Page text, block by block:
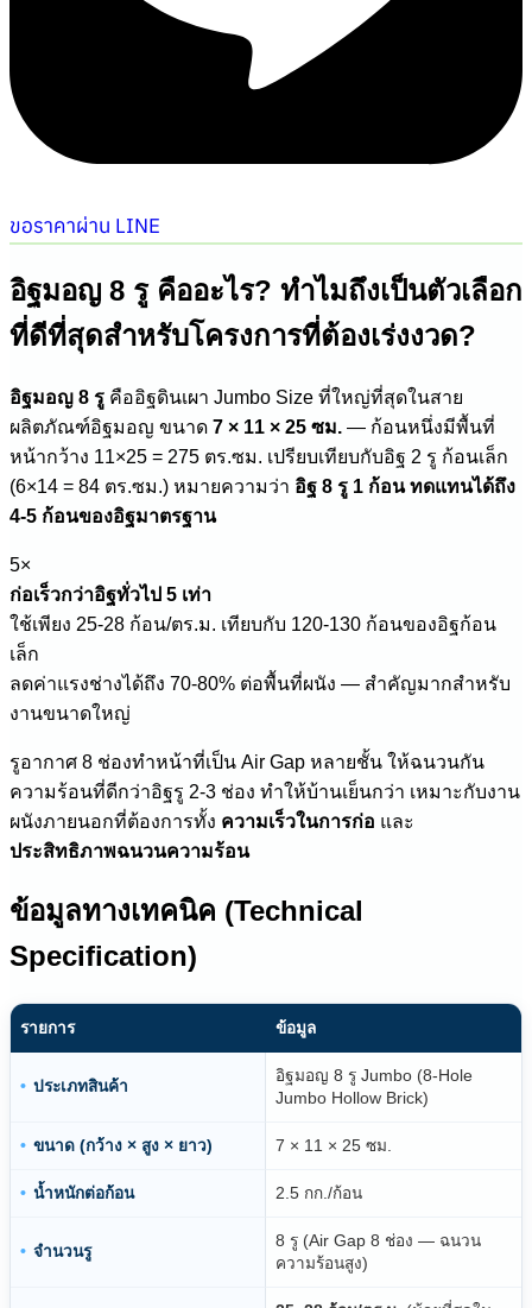
ขอราคาผ่าน LINE
อิฐมอญ 8 รู คืออะไร? ทำไมถึงเป็นตัวเลือก
ที่ดีที่สุดสำหรับโครงการที่ต้องเร่งงวด?
อิฐมอญ 8 รู คืออิฐดินเผา Jumbo Size ที่ใหญ่ที่สุดในสาย
ผลิตภัณฑ์อิฐมอญ ขนาด 7 × 11 × 25 ซม. — ก้อนหนึ่งมีพื้นที่
หน้ากว้าง 11×25 = 275 ตร.ซม. เปรียบเทียบกับอิฐ 2 รู ก้อนเล็ก
(6×14 = 84 ตร.ซม.) หมายความว่า อิฐ 8 รู 1 ก้อน ทดแทนได้ถึง
4-5 ก้อนของอิฐมาตรฐาน
5×
ก่อเร็วกว่าอิฐทั่วไป 5 เท่า
ใช้เพียง 25-28 ก้อน/ตร.ม. เทียบกับ 120-130 ก้อนของอิฐก้อน
เล็ก
ลดค่าแรงช่างได้ถึง 70-80% ต่อพื้นที่ผนัง — สำคัญมากสำหรับ
งานขนาดใหญ่
รูอากาศ 8 ช่องทำหน้าที่เป็น Air Gap หลายชั้น ให้ฉนวนกัน
ความร้อนที่ดีกว่าอิฐรู 2-3 ช่อง ทำให้บ้านเย็นกว่า เหมาะกับงาน
ผนังภายนอกที่ต้องการทั้ง ความเร็วในการก่อ และ
ประสิทธิภาพฉนวนความร้อน
ข้อมูลทางเทคนิค (Technical
Specification)
รายการ ข้อมูล
ประเภทสินค้า
อิฐมอญ 8 รู Jumbo (8-Hole
Jumbo Hollow Brick)
ขนาด (กว้าง × สูง × ยาว) 7 × 11 × 25 ซม.
น้ำหนักต่อก้อน 2.5 กก./ก้อน
จำนวนรู
8 รู (Air Gap 8 ช่อง — ฉนวน
ความร้อนสูง)